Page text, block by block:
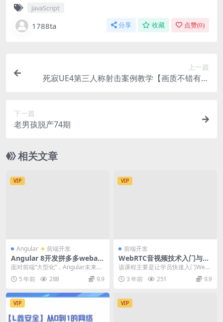
JavaScript
1788ta 分享 收藏 点赞(0)
上一篇
死寂UE4第三人称射击案例教学【画质不错有素
下一篇
老男孩脱产74期
相关文章
VIP
Angular 前端开发
Angular 8开发拼多多webap
p 从基础到项目实战 | 完结
面对前端“大型化”，Angular未来更
可期 火爆的项目，酣畅的实战，带
你收获满...
5 年前 288 9.9
VIP
前端开发
WebRTC音视频技术入门与提
高
该课程主要是让学员快速入门WebR
TC，实践基于Web页面和Android
Ap...3 年前 251 9.9
VIP VIP